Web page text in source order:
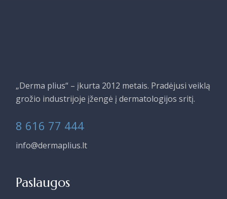
„Derma plius“ – įkurta 2012 metais. Pradėjusi veiklą
grožio industrijoje įžengė į dermatologijos sritį.
8 616 77 444
info@dermaplius.lt
Paslaugos